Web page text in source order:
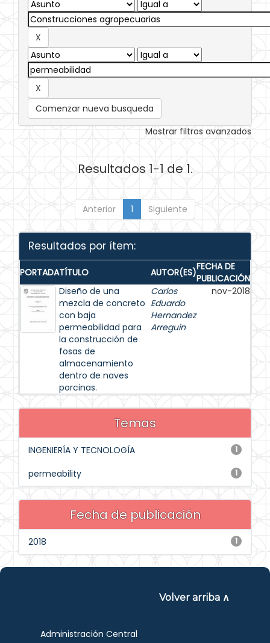
Comenzar nueva busqueda
Mostrar filtros avanzados
Resultados 1-1 de 1.
Anterior 1 Siguiente
Resultados por ítem:
PORTADATÍTULO AUTOR(ES)FECHA DE
PUBLICACIÓN
Diseño de una
mezcla de concreto
con baja
permeabilidad para
la construcción de
fosas de
almacenamiento
dentro de naves
porcinas.
Carlos
Eduardo
Hernandez
Arreguin
nov-2018
Temas
1
INGENIERÍA Y TECNOLOGÍA
1
permeability
Fecha de publicación
1
2018
Volver arriba ∧
Administración Central